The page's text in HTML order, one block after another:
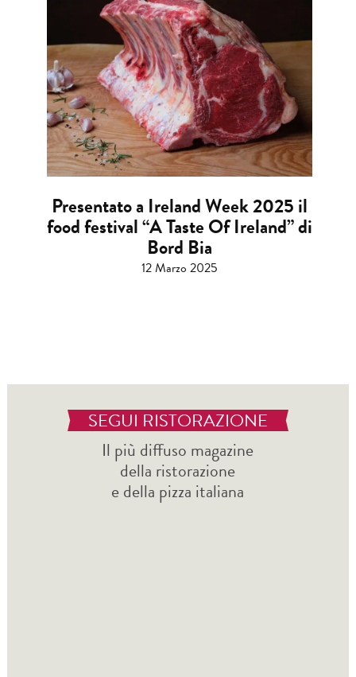
Presentato a Ireland Week 2025 il
food festival “A Taste Of Ireland” di
Bord Bia
12 Marzo 2025
SEGUI RISTORAZIONE
Il più diffuso magazine
della ristorazione
e della pizza italiana